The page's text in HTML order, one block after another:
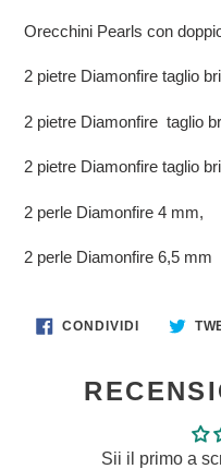
carrello
Orecchini Pearls con
2 pietre Diamonfire taglio
2 pietre Diamonfire taglio
2 pietre Diamonfire taglio
2 perle Diamonfire 4 mm,
2 perle Diamonfire 6,5 mm
CONDIVIDI CONDIVIDI
Sii il primo a